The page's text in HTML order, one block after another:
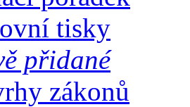
tisky
přidané
zákonů